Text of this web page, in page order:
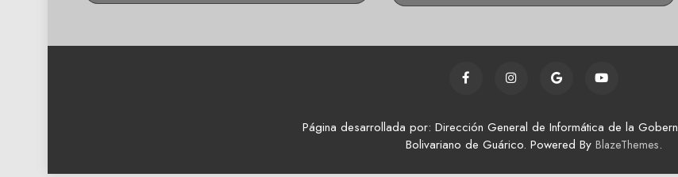
Página desarrollada por: Dirección General de Informática de la
Bolivariano de Guárico. Powered By BlazeThemes.